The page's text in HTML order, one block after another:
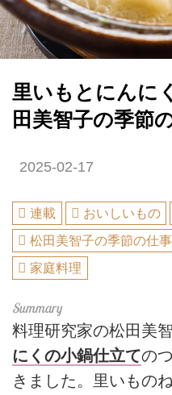
里いもとにんに
田美智子の季節
2025-02-17
連載 おいしいもの
松田美智子の季節の仕事
家庭料理
料理研究家の松田美
にくの小鍋仕立ての
きました。里いもの